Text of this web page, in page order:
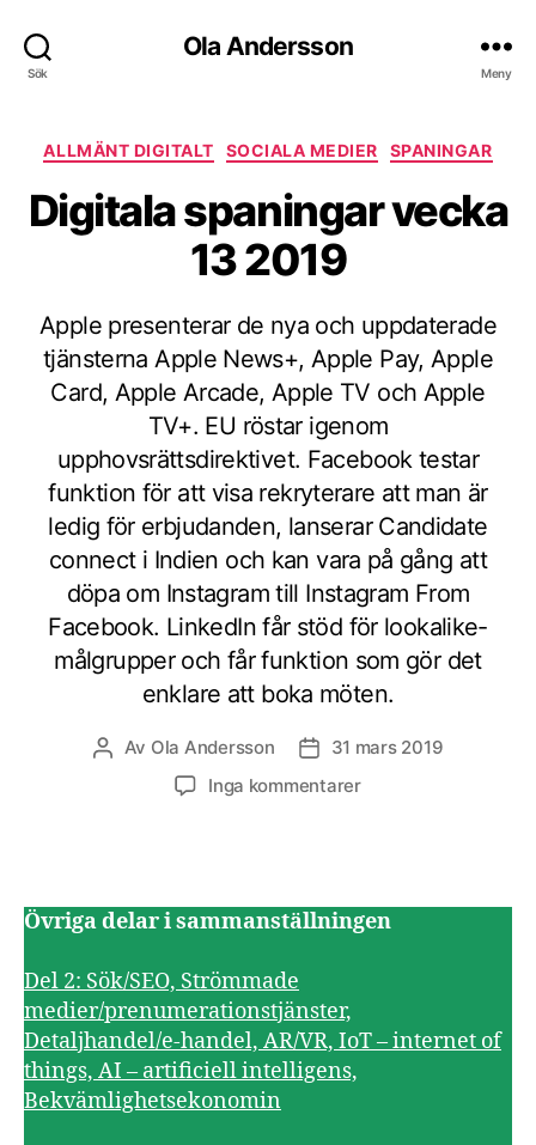
Sök
Ola Andersson
Meny
Kategorier
ALLMÄNT DIGITALT SOCIALA MEDIER SPANINGAR
Digitala spaningar vecka
13 2019
Apple presenterar de nya och uppdaterade
tjänsterna Apple News+, Apple Pay, Apple
Card, Apple Arcade, Apple TV och Apple
TV+. EU röstar igenom
upphovsrättsdirektivet. Facebook testar
funktion för att visa rekryterare att man är
ledig för erbjudanden, lanserar Candidate
connect i Indien och kan vara på gång att
döpa om Instagram till Instagram From
Facebook. LinkedIn får stöd för lookalike-
målgrupper och får funktion som gör det
enklare att boka möten.
Inläggsförfattare
Av Ola Andersson Inläggsdatum
31 mars 2019
Inga kommentarertill
2019
Övriga delar i sammanställningen
Del 2: Sök/SEO, Strömmade
medier/prenumerationstjänster,
Detaljhandel/e-handel, AR/VR, IoT – internet of
things, AI – artificiell intelligens,
Bekvämlighetsekonomin